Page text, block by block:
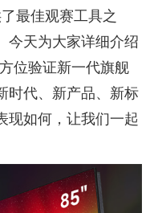
最佳观赛工具之
今天为大家详细介绍
位验证新一代旗舰
时代、新产品、新标
现如何，让我们一起